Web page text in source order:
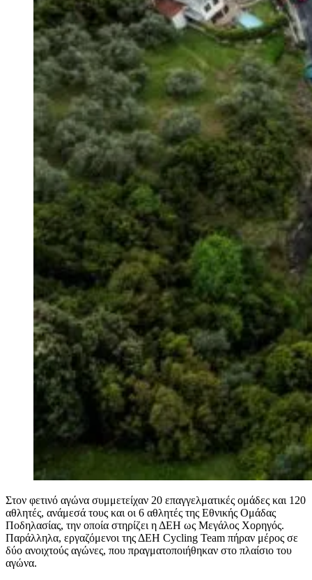
Στον φετινό αγώνα συμμετείχαν 20 επαγγελματικές ομάδες και 120
αθλητές, ανάμεσά τους και οι 6 αθλητές της Εθνικής Ομάδας
Ποδηλασίας, την οποία στηρίζει η ΔΕΗ ως Μεγάλος Χορηγός.
Παράλληλα, εργαζόμενοι της ΔΕΗ Cycling Team πήραν μέρος σε
δύο ανοιχτούς αγώνες, που πραγματοποιήθηκαν στο πλαίσιο του
αγώνα.